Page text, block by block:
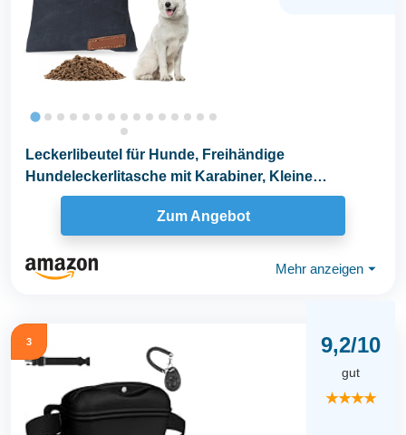
Leckerlibeutel für Hunde, Freihändige
Hundeleckerlitasche mit Karabiner, Kleine
Futterbeutel für...
Zum Angebot
Mehr anzeigen ⏷
3 9,2/10
gut
★★★★